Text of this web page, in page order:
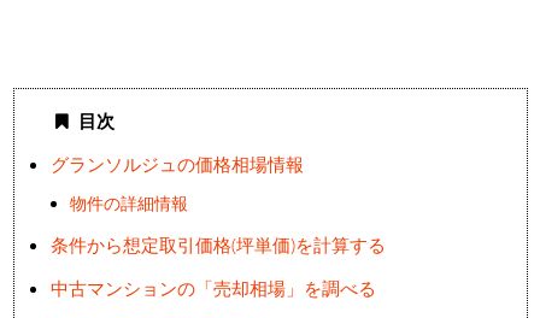
目次
グランソルジュの価格相場情報
物件の詳細情報
条件から想定取引価格(坪単価)を計算する
中古マンションの「売却相場」を調べる